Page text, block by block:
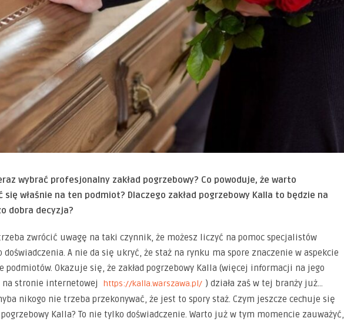
wybrać profesjonalny zakład pogrzebowy? Co powoduje, że warto
się właśnie na ten podmiot? Dlaczego zakład pogrzebowy Kalla to będzie na
dobra decyzja?
zwrócić uwagę na taki czynnik, że możesz liczyć na pomoc specjalistów
doświadczenia. A nie da się ukryć, że staż na rynku ma spore znaczenie w aspekcie
podmiotów. Okazuje się, że zakład pogrzebowy Kalla (więcej informacji na jego
stronie internetowej
https://kalla.warszawa.pl/ ) działa zaś w tej branży już…
nikogo nie trzeba przekonywać, że jest to spory staż. Czym jeszcze cechuje się
pogrzebowy Kalla? To nie tylko doświadczenie. Warto już w tym momencie zauważyć,